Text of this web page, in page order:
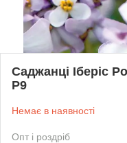
Саджанці Іберіс
Р9
Немає в наявності
Опт і роздріб